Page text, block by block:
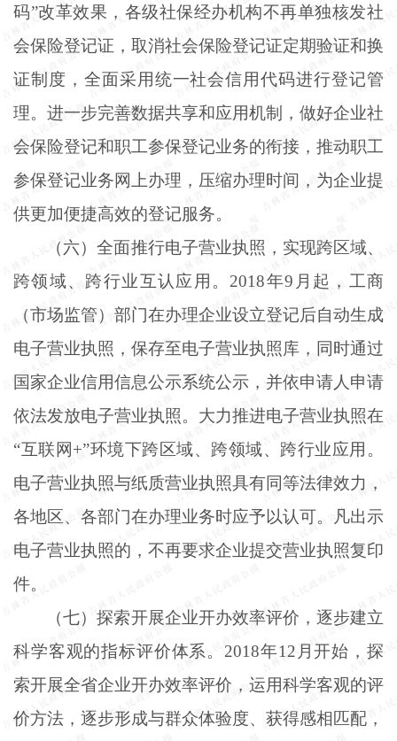
码”改革效果，各级社保经办机构不再单独核发社
会保险登记证，取消社会保险登记证定期验证和换
证制度，全面采用统一社会信用代码进行登记管
理。进一步完善数据共享和应用机制，做好企业社
会保险登记和职工参保登记业务的衔接，推动职工
参保登记业务网上办理，压缩办理时间，为企业提
供更加便捷高效的登记服务。
（六）全面推行电子营业执照，实现跨区域、
跨领域、跨行业互认应用。 2018年9月起，工商
（市场监管）部门在办理企业设立登记后自动生成
电子营业执照，保存至电子营业执照库，同时通过
国家企业信用信息公示系统公示，并依申请人申请
依法发放电子营业执照。大力推进电子营业执照在
“互联网+”环境下跨区域、跨领域、跨行业应用。
电子营业执照与纸质营业执照具有同等法律效力，
各地区、各部门在办理业务时应予以认可。凡出示
电子营业执照的，不再要求企业提交营业执照复印
件。
（七）探索开展企业开办效率评价，逐步建立
科学客观的指标评价体系。 2018年12月开始，探
索开展全省企业开办效率评价，运用科学客观的评
价方法，逐步形成与群众体验度、获得感相匹配，